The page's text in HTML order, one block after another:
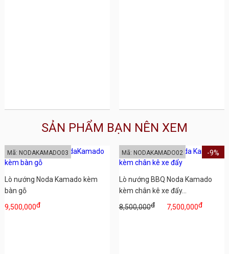
SẢN PHẨM BẠN NÊN XEM
Lò nướng Noda Kamado kèm
bàn gỗ
9,500,000đ
Mã: NODAKAMADO03
Lò nướng BBQ Noda Kamado
kèm chân kê xe đẩy...
8,500,000đ 7,500,000đ
-9%
Mã: NODAKAMADO02